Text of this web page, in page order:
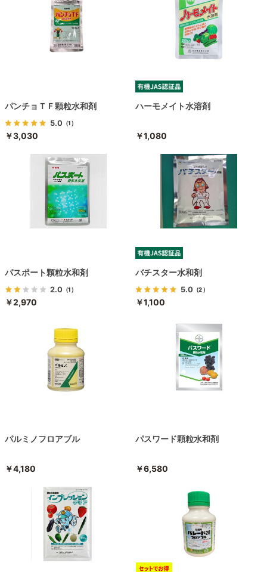
パンチョＴＦ顆粒水和剤
5.0 （1）
￥3,030
ハーモメイト水溶剤
￥1,080
パスポート顆粒水和剤
2.0 （1）
￥2,970
バチスター水和剤
5.0 （2）
￥1,100
パルミノフロアブル
￥4,180
パスワード顆粒水和剤
￥6,580